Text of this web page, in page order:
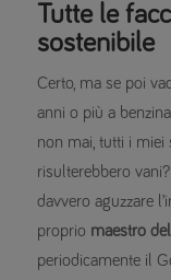
Tutte le
sostenibile
Certo, ma se poi
anni o più a
non mai, tutti i
risulterebbero
davvero aguzzare
proprio maestro
periodicamente il